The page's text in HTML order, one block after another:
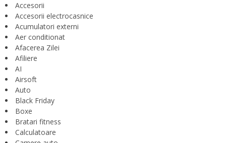
Accesorii
Accesorii electrocasnice
Acumulatori externi
Aer conditionat
Afacerea Zilei
Afiliere
AI
Airsoft
Auto
Black Friday
Boxe
Bratari fitness
Calculatoare